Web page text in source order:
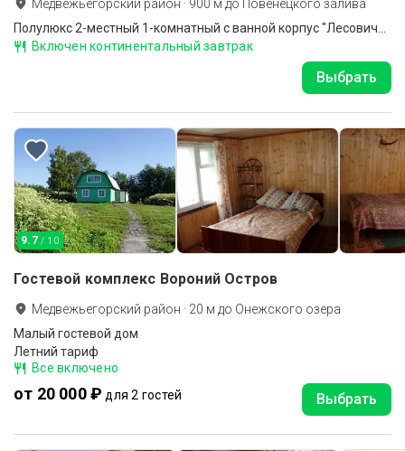
Медвежьегорский район · 900 м до
Повенецкого залива
Включен континентальный завтрак
Выбрать
9.7 / 10
Гостевой комплекс Вороний Остров
Медвежьегорский район · 20 м до Онежского озера
Малый гостевой дом
Летний тариф
Все включено
от 20 000 ₽ для 2 гостей Выбрать